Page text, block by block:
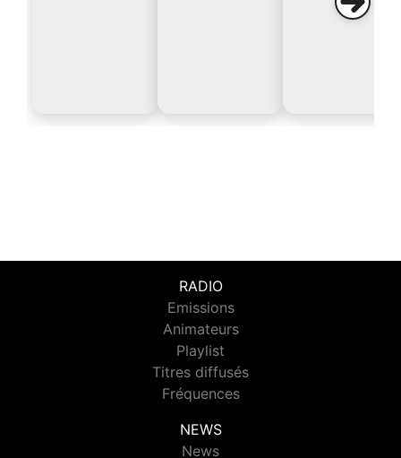
RADIO
Emissions
Animateurs
Playlist
Titres diffusés
Fréquences
NEWS
News